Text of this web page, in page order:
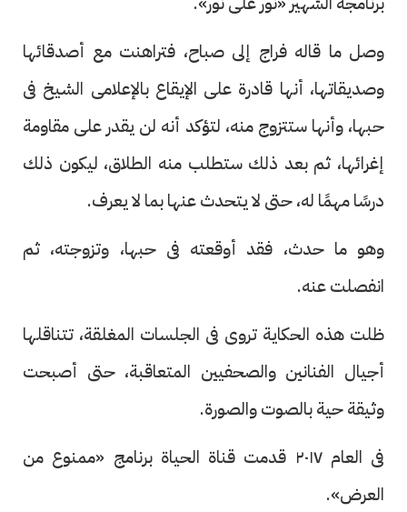
وصل ما قاله فراج إلى صباح، فتراهنت مع أصدقائها
وصديقاتها، أنها قادرة على الإيقاع بالإعلامى الشيخ فى
حبها، وأنها ستتزوج منه، لتؤكد أنه لن يقدر على مقاومة
إغرائها، ثم بعد ذلك ستطلب منه الطلاق، ليكون ذلك
درسًا مهمًا له، حتى لا يتحدث عنها بما لا يعرف.
وهو ما حدث، فقد أوقعته فى حبها، وتزوجته، ثم
انفصلت عنه.
ظلت هذه الحكاية تروى فى الجلسات المغلقة، تتناقلها
أجيال الفنانين والصحفيين المتعاقبة، حتى أصبحت
وثيقة حية بالصوت والصورة.
فى العام ٢٠١٧ قدمت قناة الحياة برنامج «ممنوع من
العرض».